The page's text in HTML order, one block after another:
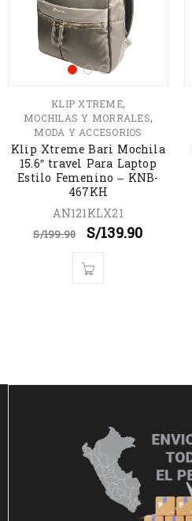
KLIP XTREME,
MOCHILAS Y MORRALES,
MODA Y ACCESORIOS
Klip Xtreme Bari Mochila
15.6″ travel Para Laptop
Estilo Femenino – KNB-
467KH
AN121KLX21
S/199.90 S/139.90